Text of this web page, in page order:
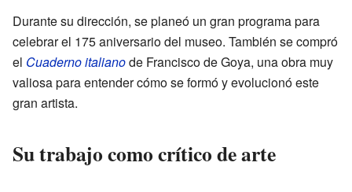
Durante su dirección, se planeó un gran programa para
celebrar el 175 aniversario del museo. También se compró
el Cuaderno italianode Francisco de Goya, una obra muy
valiosa para entender cómo se formó y evolucionó este
gran artista.
Su trabajo como crítico de arte